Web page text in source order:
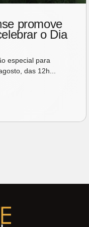
promove
o Dia
especial para
das 12h...